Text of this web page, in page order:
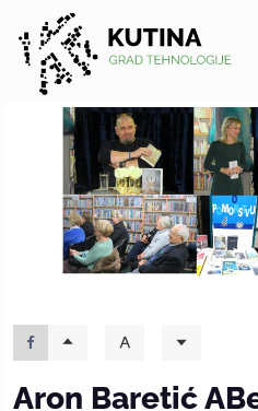
Kutina
Aron Baretić